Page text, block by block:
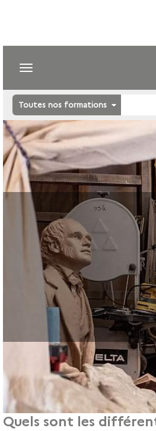
Toutes nos formations
Quels sont les